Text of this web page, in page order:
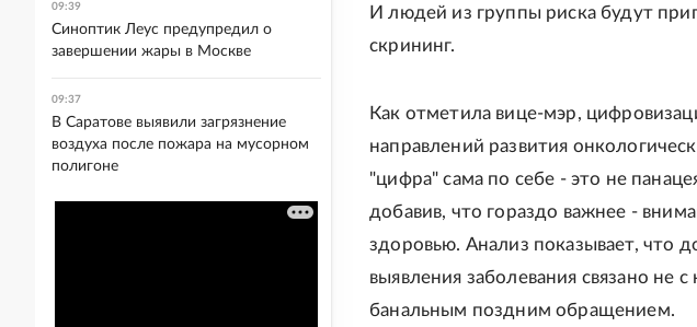
И людей из группы риска будут
скрининг.
Как отметила вице-мэр,
направлений развития
"цифра" сама по себе - это не
добавив, что гораздо важнее -
здоровью. Анализ показывает, что
выявления заболевания связано
банальным поздним обращением.
09:39
Синоптик Леус предупредил о
завершении жары в Москве
09:37
В Саратове выявили загрязнение
воздуха после пожара на мусорном
полигоне